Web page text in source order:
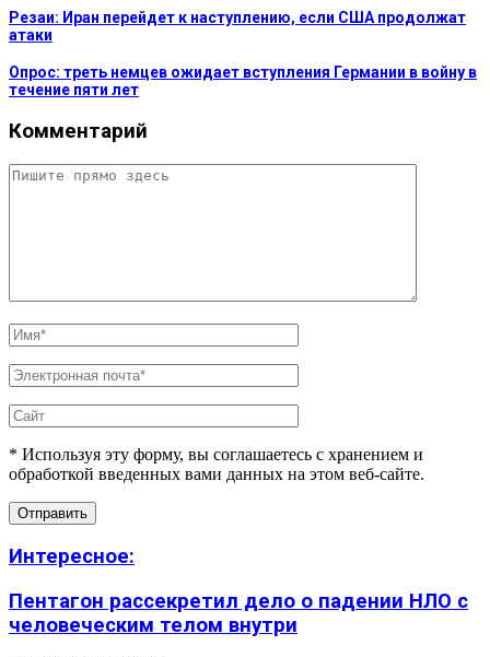
Резаи: Иран перейдет к наступлению, если США продолжат
атаки
Опрос: треть немцев ожидает вступления Германии в войну в
течение пяти лет
Комментарий
* Используя эту форму, вы соглашаетесь с хранением и
обработкой введенных вами данных на этом веб-сайте.
Интересное:
Пентагон рассекретил дело о падении НЛО с
человеческим телом внутри